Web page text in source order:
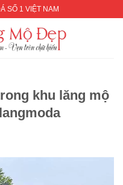
SỐ 1 VIỆT NAM
khu lăng mộ